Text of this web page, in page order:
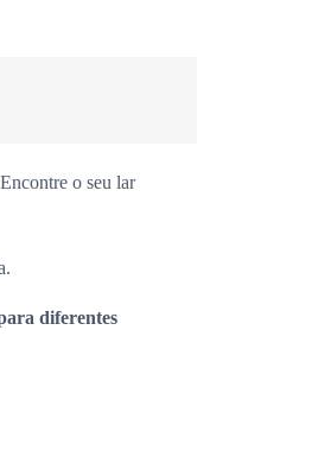
o seu lar
diferentes